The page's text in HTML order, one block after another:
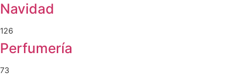
Navidad
126
Perfumería
73